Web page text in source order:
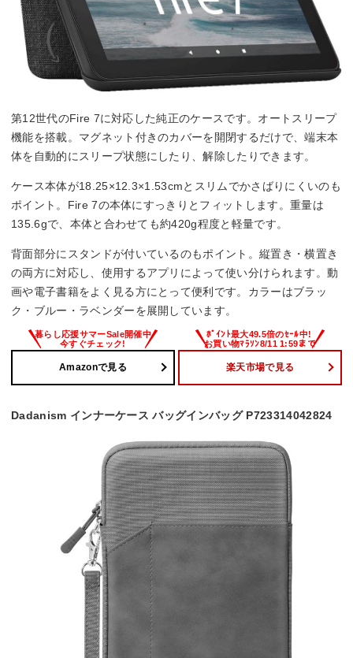
第12世代のFire 7に対応した純正のケースです。オートスリープ
機能を搭載。マグネット付きのカバーを開閉するだけで、端末本
体を自動的にスリープ状態にしたり、解除したりできます。
ケース本体が18.25×12.3×1.53cmとスリムでかさばりにくいのも
ポイント。Fire 7の本体にすっきりとフィットします。重量は
135.6gで、本体と合わせても約420g程度と軽量です。
背面部分にスタンドが付いているのもポイント。縦置き・横置き
の両方に対応し、使用するアプリによって使い分けられます。動
画や電子書籍をよく見る方にとって便利です。カラーはブラッ
ク・ブルー・ラベンダーを展開しています。
Amazonで見る 楽天市場で見る
Dadanism インナーケース バッグインバッグ P723314042824